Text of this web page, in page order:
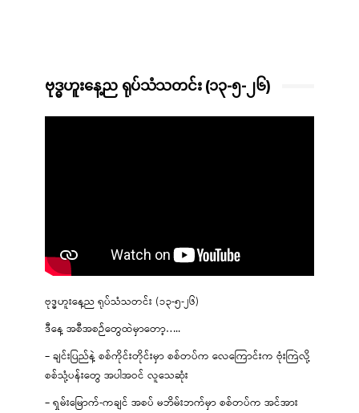
ဗုဒ္ဓဟူးနေ့ည ရုပ်သံသတင်း (၁၃-၅-၂၆)
ဗုဒ္ဓဟူးနေ့ည ရုပ်သံသတင်း (၁၃-၅-၂၆)
ဒီနေ့ အစီအစဉ်တွေထဲမှာတော့…..
– ချင်းပြည်နဲ့ စစ်ကိုင်းတိုင်းမှာ စစ်တပ်က လေကြောင်းက ဗုံးကြဲလို့
စစ်သုံ့ပန်းတွေ အပါအဝင် လူသေဆုံး
– ရှမ်းမြောက်-ကချင် အစပ် မဘိမ်းဘက်မှာ စစ်တပ်က အင်အား